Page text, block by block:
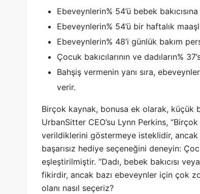
Ebeveynlerin% 54’ü bebek
Ebeveynlerin% 54’ü bir haftalık
Ebeveynlerin% 48’i günlük bakım
Çocuk bakıcılarının ve dadıların%
Bahşiş vermenin yanı sıra,
verir.
Birçok kaynak, bonusa ek olarak,
UrbanSitter CEO’su Lynn Perkins,
verildiklerini göstermeye isteklidir, ancak
başarısız hediye seçeneğini deneyin:
eşleştirilmiştir. “Dadı, bebek bakıcısı
fikirdir, ancak bazı ebeveynler için çok
olanı nasıl seçeriz?